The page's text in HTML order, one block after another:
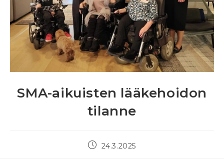
SMA-aikuisten lääkehoidon
tilanne
Artikkeli24.3.2025